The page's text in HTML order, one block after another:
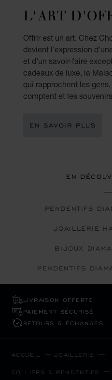
L'ART
Offrir est un art. Chez
devient l'expression
et d'un savoir-faire
cadeaux de luxe, la
qui rapprochent les
comptent et les
EN SAVOIR PLUS
EN
PENDENTIFS
JOAILLERIE
BIJOUX
PENDENTIFS
LIVRAISON OFFERTE
PAIEMENT SÉCURISÉ
RETOURS & ÉCHANGES
ACCUEIL JOAILLERIE
COLLIERS & PENDENTIFS